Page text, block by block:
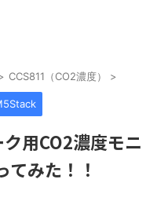
CCS811（CO2濃度） >
用CO2濃度モニ
てみた！！